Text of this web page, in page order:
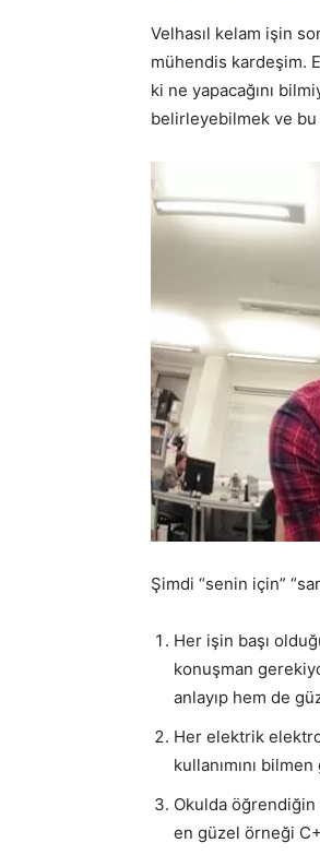
Velhasıl kelam işin
mühendis kardeşim.
ki ne yapacağını
belirleyebilmek ve
Şimdi “senin için”
Her işin başı
konuşman
anlayıp hem de
Her elektrik
kullanımını
Okulda öğrendiğin
en güzel örneği